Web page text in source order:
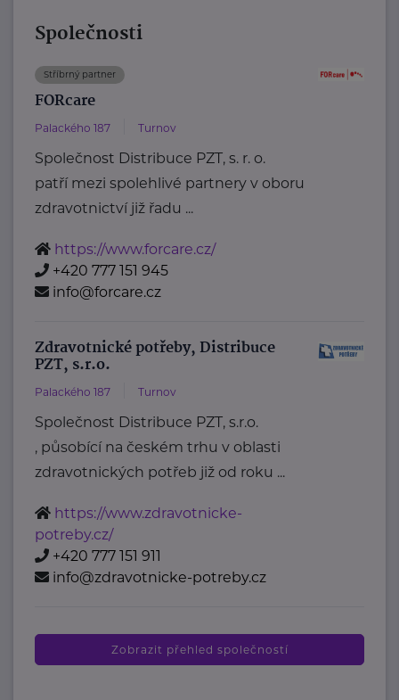
Společnosti
Stříbrný partner
FORcare
Palackého 187 Turnov
Společnost Distribuce PZT, s. r. o.
patří mezi spolehlivé partnery v oboru
zdravotnictví již řadu ...
https://www.forcare.cz/
+420 777 151 945
info@forcare.cz
Zdravotnické potřeby, Distribuce
PZT, s.r.o.
Palackého 187 Turnov
Společnost Distribuce PZT, s.r.o.
, působící na českém trhu v oblasti
zdravotnických potřeb již od roku ...
https://www.zdravotnicke-
potreby.cz/
+420 777 151 911
info@zdravotnicke-potreby.cz
Zobrazit přehled společností